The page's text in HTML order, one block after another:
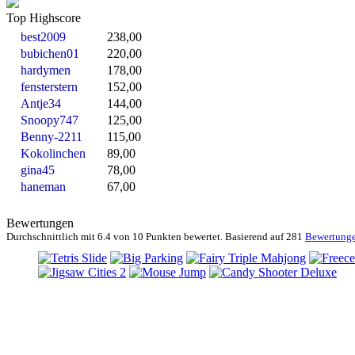
Top Highscore
best2009
238,00
bubichen01
220,00
hardymen
178,00
fensterstern
152,00
Antje34
144,00
Snoopy747
125,00
Benny-2211
115,00
Kokolinchen
89,00
gina45
78,00
haneman
67,00
Bewertungen
Durchschnittlich mit 6.4 von 10 Punkten bewertet. Basierend auf281